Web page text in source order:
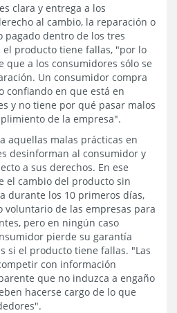
clara y entrega a los
al cambio, la reparación o
pagado dentro de los tres
el producto tiene fallas, "por lo
que a los consumidores sólo se
Un consumidor compra
confiando en que está en
y no tiene por qué pasar malos
de la empresa".
aquellas malas prácticas en
desinforman al consumidor y
a sus derechos. En ese
el cambio del producto sin
durante los 10 primeros días,
voluntario de las empresas para
pero en ningún caso
pierde su garantía
si el producto tiene fallas. "Las
con información
que no induzca a engaño
hacerse cargo de lo que